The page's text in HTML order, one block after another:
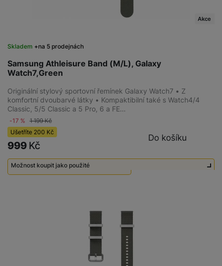
Samsung Athleisure Band (M/L), Galaxy
Watch7,Green
Skladem na 5 prodejnách
Akce
Originální stylový sportovní řemínek Galaxy Watch7 • Z
komfortní dvoubarvé látky • Kompaktibilní také s Watch4/4
Classic, 5/5 Classic a 5 Pro, 6 a FE…
-17 % 1 199Kč
Ušetříte 200 Kč
999 Kč
Do košíku
Možnost koupit jako použité